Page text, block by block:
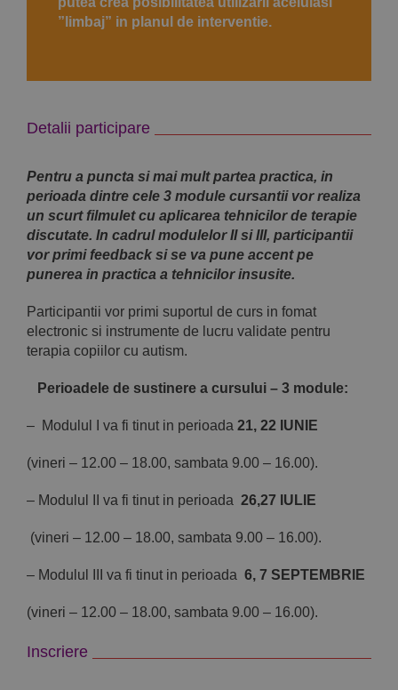
”limbaj” in planul de interventie.
Detalii participare
Pentru a puncta si mai mult partea practica, in
perioada dintre cele 3 module cursantii vor realiza
un scurt filmulet cu aplicarea tehnicilor de terapie
discutate. In cadrul modulelor II si III, participantii
vor primi feedback si se va pune accent pe
punerea in practica a tehnicilor insusite.
Participantii vor primi suportul de curs in fomat
electronic si instrumente de lucru validate pentru
terapia copiilor cu autism.
Perioadele de sustinere a cursului – 3 module:
– Modulul I va fi tinut in perioada 21, 22 IUNIE
(vineri – 12.00 – 18.00, sambata 9.00 – 16.00).
– Modulul II va fi tinut in perioada 26,27 IULIE
(vineri – 12.00 – 18.00, sambata 9.00 – 16.00).
– Modulul III va fi tinut in perioada 6, 7 SEPTEMBRIE
(vineri – 12.00 – 18.00, sambata 9.00 – 16.00).
Inscriere